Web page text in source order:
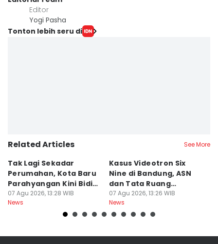
Editor
Yogi Pasha
Tonton lebih seru di
Related Articles See More
Tak Lagi Sekadar
Perumahan, Kota Baru
Parahyangan Kini Bidik
Wisatawan
07 Agu 2026, 13:28 WIB
News
Kasus Videotron Six
Nine di Bandung, ASN
dan Tata Ruang
Diperiksa
07 Agu 2026, 13:26 WIB
News